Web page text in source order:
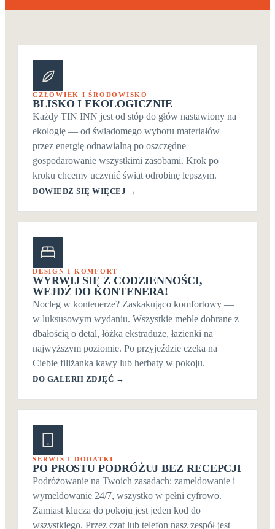
CZŁOWIEK I ŚRODOWISKO
BLISKO I EKOLOGICZNIE
Każdy TIN INN jest od stóp do głów nastawiony na
ekologię — od świadomego wyboru materiałów
przez energię odnawialną po oszczędne
gospodarowanie wszystkimi zasobami. Krok po
kroku chcemy uczynić świat odrobinę lepszym.
DOWIEDZ SIĘ WIĘCEJ →
DESIGN I KOMFORT
WYRWIJ SIĘ Z CODZIENNOŚCI,
WEJDŹ DO KONTENERA!
Nocleg w kontenerze? Zaskakująco komfortowy —
w luksusowym wydaniu. Wszystkie meble dobrane z
dbałością o detal, łóżka ekstraduże, łazienki na
najwyższym poziomie. Po przyjeździe czeka na
Ciebie filiżanka kawy lub herbaty w pokoju.
DO GALERII ZDJĘĆ →
SERWIS I DODATKI
PO PROSTU PODRÓŻUJ BEZ RECEPCJI
Podróżowanie na Twoich zasadach: zameldowanie i
wymeldowanie 24/7, wszystko w pełni cyfrowo.
Zamiast klucza do pokoju jest jeden kod do
wszystkiego. Przez czat lub telefon nasz zespół jest